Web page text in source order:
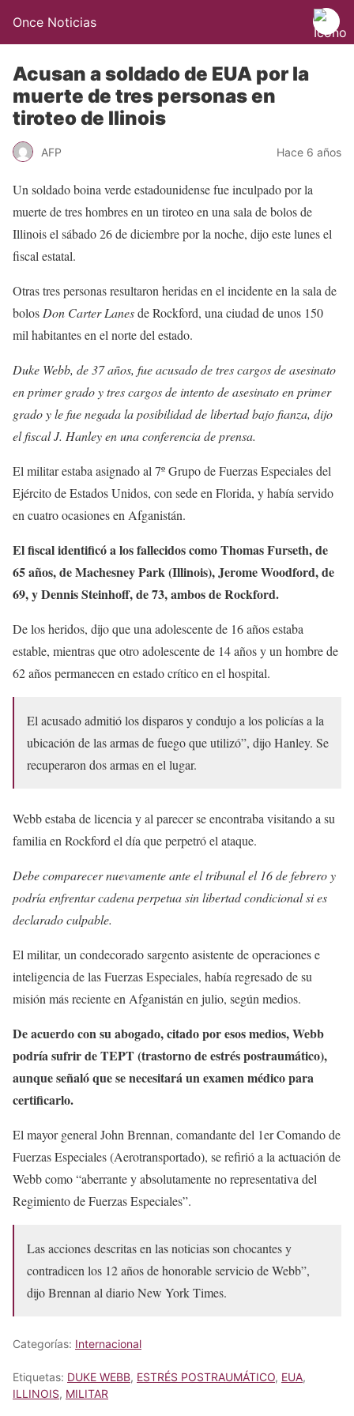
Once Noticias
Acusan a soldado de EUA por la
muerte de tres personas en
tiroteo de Ilinois
AFP Hace 6 años
Un soldado boina verde estadounidense fue inculpado por la
muerte de tres hombres en un tiroteo en una sala de bolos de
Illinois el sábado 26 de diciembre por la noche, dijo este lunes el
fiscal estatal.
Otras tres personas resultaron heridas en el incidente en la sala de
bolos Don Carter Lanesde Rockford, una ciudad de unos 150
mil habitantes en el norte del estado.
Duke Webb, de 37 años, fue acusado de tres cargos de asesinato
en primer grado y tres cargos de intento de asesinato en primer
grado y le fue negada la posibilidad de libertad bajo fianza, dijo
el fiscal J. Hanley en una conferencia de prensa.
El militar estaba asignado al 7º Grupo de Fuerzas Especiales del
Ejército de Estados Unidos, con sede en Florida, y había servido
en cuatro ocasiones en Afganistán.
El fiscal identificó a los fallecidos como Thomas Furseth, de
65 años, de Machesney Park (Illinois), Jerome Woodford, de
69, y Dennis Steinhoff, de 73, ambos de Rockford.
De los heridos, dijo que una adolescente de 16 años estaba
estable, mientras que otro adolescente de 14 años y un hombre de
62 años permanecen en estado crítico en el hospital.
El acusado admitió los disparos y condujo a los policías a la
ubicación de las armas de fuego que utilizó”, dijo Hanley. Se
recuperaron dos armas en el lugar.
Webb estaba de licencia y al parecer se encontraba visitando a su
familia en Rockford el día que perpetró el ataque.
Debe comparecer nuevamente ante el tribunal el 16 de febrero y
podría enfrentar cadena perpetua sin libertad condicional si es
declarado culpable.
El militar, un condecorado sargento asistente de operaciones e
inteligencia de las Fuerzas Especiales, había regresado de su
misión más reciente en Afganistán en julio, según medios.
De acuerdo con su abogado, citado por esos medios, Webb
podría sufrir de TEPT (trastorno de estrés postraumático),
aunque señaló que se necesitará un examen médico para
certificarlo.
El mayor general John Brennan, comandante del 1er Comando de
Fuerzas Especiales (Aerotransportado), se refirió a la actuación de
Webb como “aberrante y absolutamente no representativa del
Regimiento de Fuerzas Especiales”.
Las acciones descritas en las noticias son chocantes y
contradicen los 12 años de honorable servicio de Webb”,
dijo Brennan al diario New York Times.
Categorías: Internacional
Etiquetas: DUKE WEBB, ESTRÉS POSTRAUMÁTICO, EUA,
ILLINOIS, MILITAR